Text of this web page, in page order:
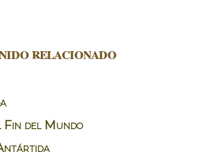
relacionado
del Mundo